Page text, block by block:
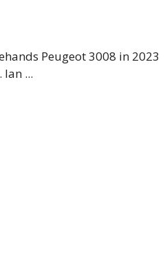
Peugeot 3008 in 2023
...